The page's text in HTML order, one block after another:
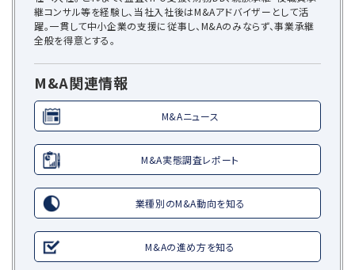
継コンサル等を経験し、当社入社後はM&Aアドバイザーとして活
躍。一貫して中小企業の支援に従事し、M&Aのみならず、事業承継
全般を得意とする。
M&A関連情報
M&Aニュース
M&A実態調査レポート
業種別のM&A動向を知る
M&Aの進め方を知る